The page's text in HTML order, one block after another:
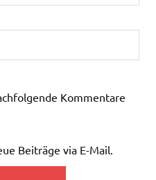
Kommentare
Beiträge via E-Mail.